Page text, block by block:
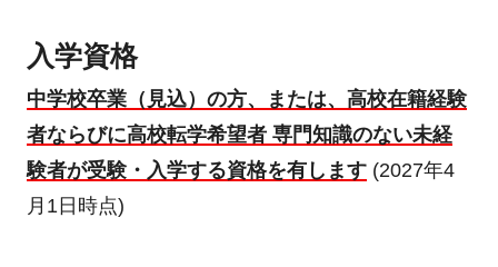
入学資格
中学校卒業（見込）の方、または、高校在籍経験
者ならびに高校転学希望者 専門知識のない未経
験者が受験・入学する資格を有します(2027年4
月1日時点)